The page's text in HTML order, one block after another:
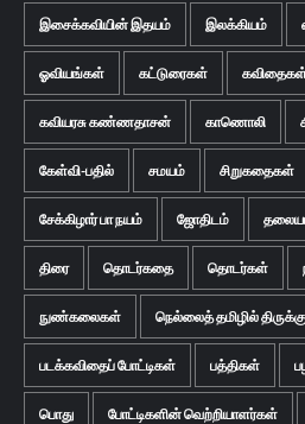
இசைக்கவியின் இதயம் இலக்கியம்
ஓவியங்கள் கட்டுரைகள்
கவியரசு கண்ணதாசன் காணொலி
கேள்வி-பதில் சமயம் சிறுகதைகள்
சேக்கிழார் பா நயம் ஜோதிடம்
திரை தொடர்கதை தொடர்கள்
நுண்கலைகள் நெல்லைத் தமிழில்
படக்கவிதைப் போட்டிகள் பத்திகள்
பொது போட்டிகளின் வெற்றியாளர்கள்